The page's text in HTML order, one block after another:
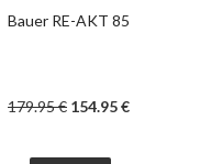
Bauer RE-AKT 85
179.95€ 154.95€